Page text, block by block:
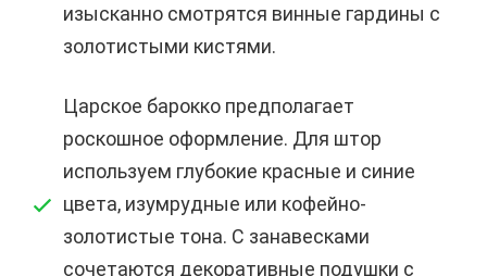
изысканно смотрятся винные гардины с
золотистыми кистями.
Царское барокко предполагает
роскошное оформление. Для штор
используем глубокие красные и синие
цвета, изумрудные или кофейно-
золотистые тона. С занавесками
сочетаются декоративные подушки с